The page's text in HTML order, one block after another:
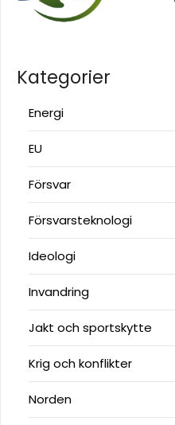
Kategorier
Energi
EU
Försvar
Försvarsteknologi
Ideologi
Invandring
Jakt och sportskytte
Krig och konflikter
Norden